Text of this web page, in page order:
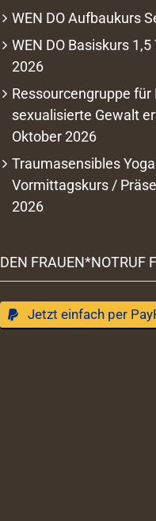
WEN DO Aufbaukurs
WEN DO Basiskurs
2026
Ressourcengruppe für
sexualisierte Gewalt
Oktober 2026
Traumasensibles
Vormittagskurs /
2026
DEN FRAUEN*NOTRUF
Jetzt einfach per